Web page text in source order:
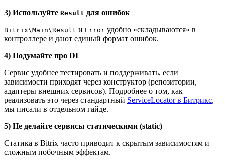
3) Используйте Result для ошибок
Bitrix\Main\Result и Error удобно «складываются» в
контроллере и дают единый формат ошибок.
4) Подумайте про DI
Сервис удобнее тестировать и поддерживать, если
зависимости приходят через конструктор (репозитории,
адаптеры внешних сервисов). Подробнее о том, как
реализовать это через стандартный ServiceLocator в Битрикс,
мы писали в отдельном гайде.
5) Не делайте сервисы статическими (static)
Статика в Bitrix часто приводит к скрытым зависимостям и
сложным побочным эффектам.